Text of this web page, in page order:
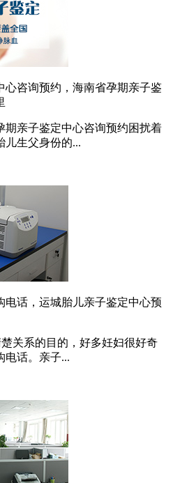
心咨询预约，海南省孕期亲子鉴
期亲子鉴定中心咨询预约困扰着
儿生父身份的...
电话，运城胎儿亲子鉴定中心预
关系的目的，好多妊妇很好奇
电话。亲子...